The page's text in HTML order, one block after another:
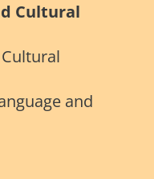
Cultural
and